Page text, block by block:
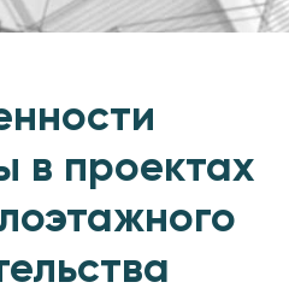
в проектах